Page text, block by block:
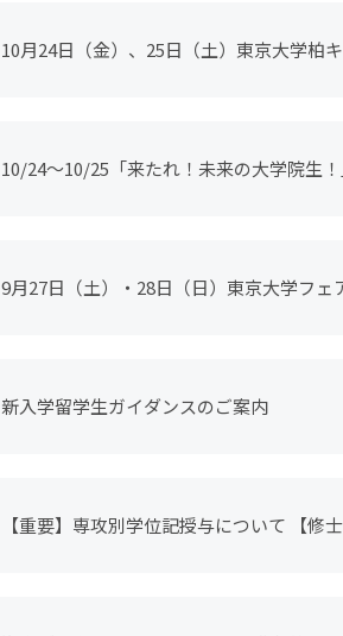
10月24日（金）、25日（土）東京大学柏
10/24〜10/25「来たれ！未来の大学院生
9月27日（土）・28日（日）東京大学フェ
新入学留学生ガイダンスのご案内
【重要】専攻別学位記授与について 【修